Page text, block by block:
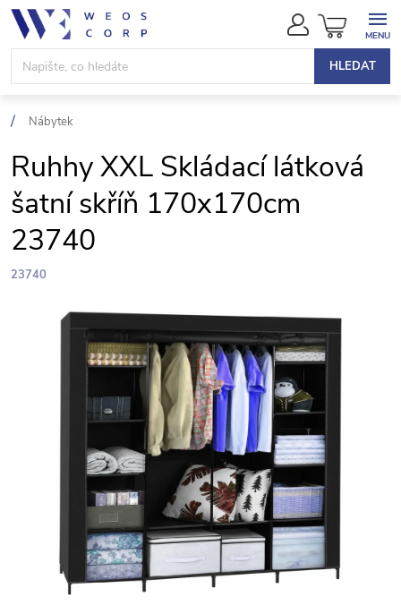
Přejít
obsah
HLEDAT
NÁKUPNÍ
KOŠÍK
Nábytek
Ruhhy XXL Skládací látková
šatní skříň 170x170cm
23740
23740